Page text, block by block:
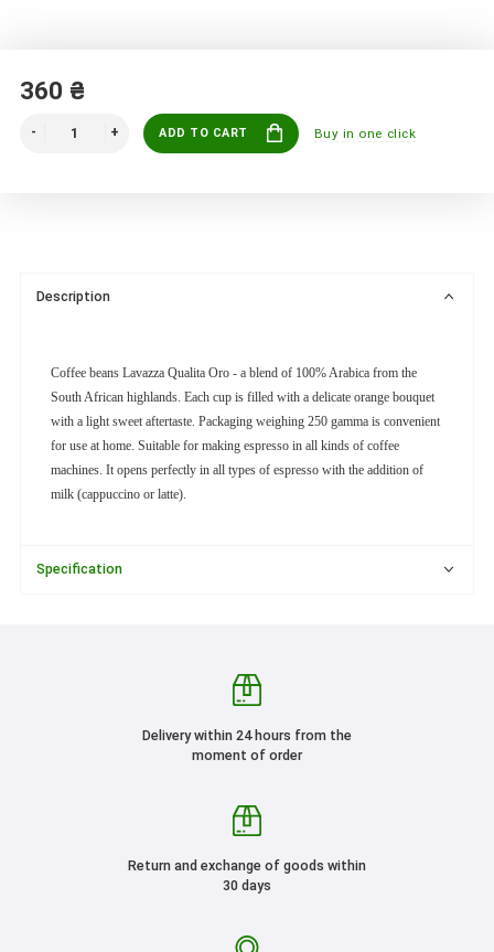
360 ₴
ADD TO CART Buy in one click
Description
Coffee beans Lavazza Qualita Oro - a blend of 100% Arabica from the
South African highlands. Each cup is filled with a delicate orange bouquet
with a light sweet aftertaste. Packaging weighing 250 gamma is convenient
for use at home. Suitable for making espresso in all kinds of coffee
machines. It opens perfectly in all types of espresso with the addition of
milk (cappuccino or latte).
Specification
Delivery within 24 hours from the
moment of order
Return and exchange of goods within
30 days